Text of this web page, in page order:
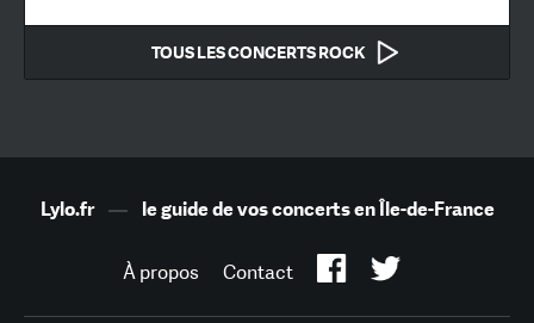
TOUS LES CONCERTS ROCK
Lylo.fr— le guide de vos concerts en Île-de-France
À propos Contact